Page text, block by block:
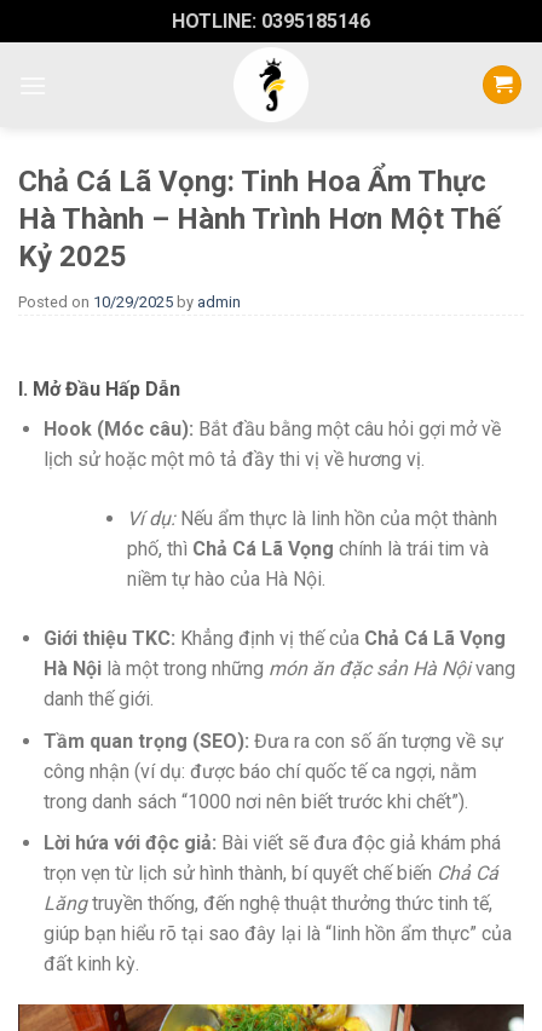
to
HOTLINE: 0395185146
Chả Cá Lã Vọng: Tinh Hoa Ẩm Thực
Hà Thành – Hành Trình Hơn Một Thế
Kỷ 2025
Posted on 10/29/2025 by admin
I. Mở Đầu Hấp Dẫn
Hook (Móc câu): Bắt đầu bằng một câu hỏi gợi mở về
lịch sử hoặc một mô tả đầy thi vị về hương vị.
Ví dụ:Nếu ẩm thực là linh hồn của một thành
phố, thì Chả Cá Lã Vọng chính là trái tim và
niềm tự hào của Hà Nội.
Giới thiệu TKC: Khẳng định vị thế của Chả Cá Lã Vọng
Hà Nộilà một trong những món ăn đặc sản Hà Nộivang
danh thế giới.
Tầm quan trọng (SEO): Đưa ra con số ấn tượng về sự
công nhận (ví dụ: được báo chí quốc tế ca ngợi, nằm
trong danh sách “1000 nơi nên biết trước khi chết”).
Lời hứa với độc giả: Bài viết sẽ đưa độc giả khám phá
trọn vẹn từ lịch sử hình thành, bí quyết chế biến Chả Cá
Lăngtruyền thống, đến nghệ thuật thưởng thức tinh tế,
giúp bạn hiểu rõ tại sao đây lại là “linh hồn ẩm thực” của
đất kinh kỳ.